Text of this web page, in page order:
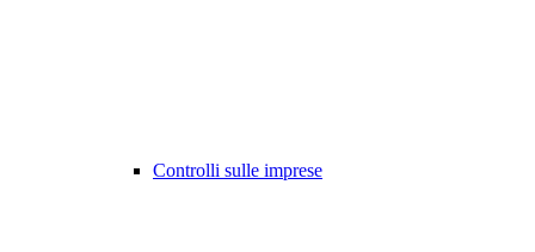
Controlli sulle imprese